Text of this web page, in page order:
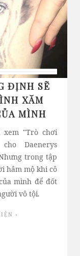
ĐỊNH SẼ
XĂM
MÌNH
xem "Trò chơi
Daenerys
trong tập
hâm mộ khi cô
mình để đốt
vô tội.